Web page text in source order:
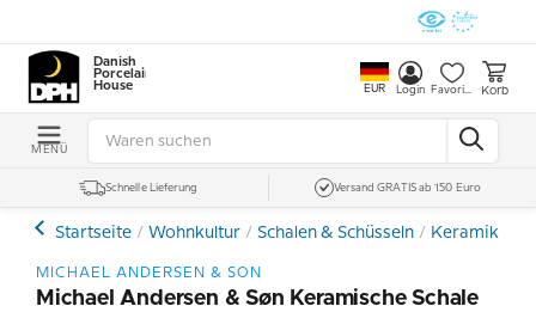
Danish
Porcelain
House
EUR Login Favoriten Korb
MENÜ
Schnelle Lieferung Versand GRATIS ab 150 Euro
Startseite Wohnkultur Schalen & Schüsseln Keramik
MICHAEL ANDERSEN & SON
Michael Andersen & Søn Keramische Schale